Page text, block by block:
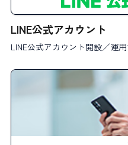
LINE公式アカウント
LINE公式アカウント開設／運用